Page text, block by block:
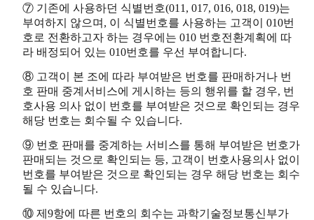
⑦ 기존에 사용하던 식별번호(011, 017, 016, 018, 019)는
부여하지 않으며, 이 식별번호를 사용하는 고객이 010번
호로 전환하고자 하는 경우에는 010 번호전환계획에 따
라 배정되어 있는 010번호를 우선 부여합니다.
⑧ 고객이 본 조에 따라 부여받은 번호를 판매하거나 번
호 판매 중계서비스에 게시하는 등의 행위를 할 경우, 번
호사용 의사 없이 번호를 부여받은 것으로 확인되는 경우
해당 번호는 회수될 수 있습니다.
⑨ 번호 판매를 중계하는 서비스를 통해 부여받은 번호가
판매되는 것으로 확인되는 등, 고객이 번호사용의사 없이
번호를 부여받은 것으로 확인되는 경우 해당 번호는 회수
될 수 있습니다.
⑩ 제9항에 따른 번호의 회수는 과학기술정보통신부가